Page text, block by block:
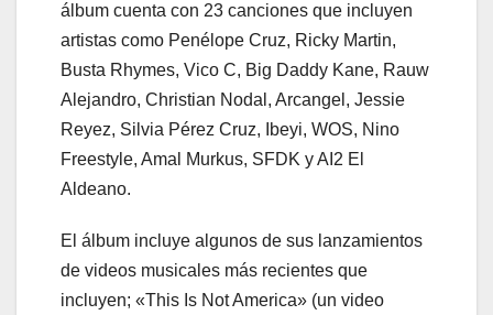
álbum cuenta con 23 canciones que incluyen
artistas como Penélope Cruz, Ricky Martin,
Busta Rhymes, Vico C, Big Daddy Kane, Rauw
Alejandro, Christian Nodal, Arcangel, Jessie
Reyez, Silvia Pérez Cruz, Ibeyi, WOS, Nino
Freestyle, Amal Murkus, SFDK y AI2 El
Aldeano.
El álbum incluye algunos de sus lanzamientos
de videos musicales más recientes que
incluyen; «This Is Not America» (un video